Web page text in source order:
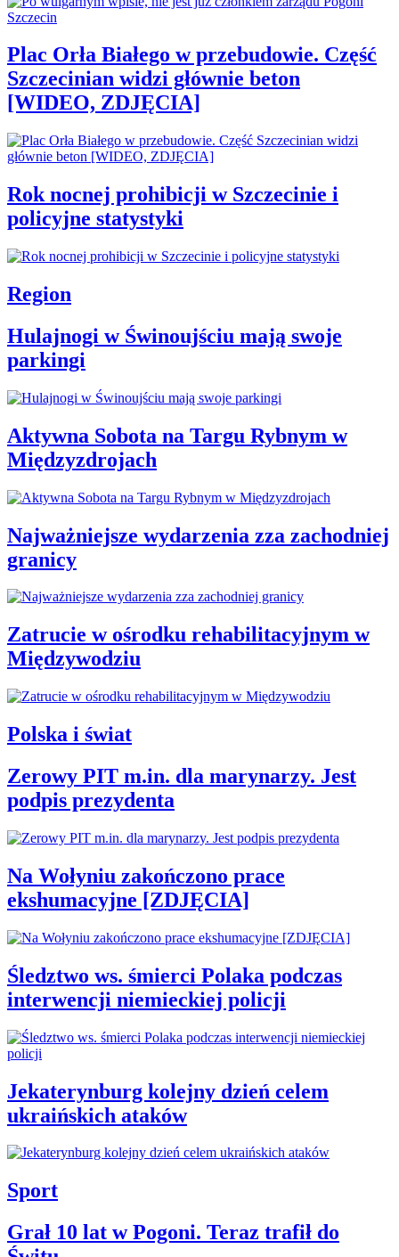
Plac Orła Białego w przebudowie. Część
Szczecinian widzi głównie beton
[WIDEO, ZDJĘCIA]
Rok nocnej prohibicji w Szczecinie i
policyjne statystyki
Region
Hulajnogi w Świnoujściu mają swoje
parkingi
Aktywna Sobota na Targu Rybnym w
Międzyzdrojach
Najważniejsze wydarzenia zza zachodniej
granicy
Zatrucie w ośrodku rehabilitacyjnym w
Międzywodziu
Polska i świat
Zerowy PIT m.in. dla marynarzy. Jest
podpis prezydenta
Na Wołyniu zakończono prace
ekshumacyjne [ZDJĘCIA]
Śledztwo ws. śmierci Polaka podczas
interwencji niemieckiej policji
Jekaterynburg kolejny dzień celem
ukraińskich ataków
Sport
Grał 10 lat w Pogoni. Teraz trafił do